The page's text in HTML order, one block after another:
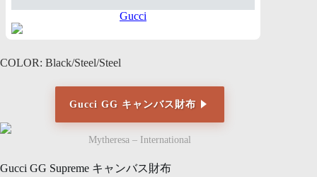
Gucci
COLOR: Black/Steel/Steel
Gucci GG キャンバス財布
Mytheresa – International
Gucci GG Supreme キャンバス財布